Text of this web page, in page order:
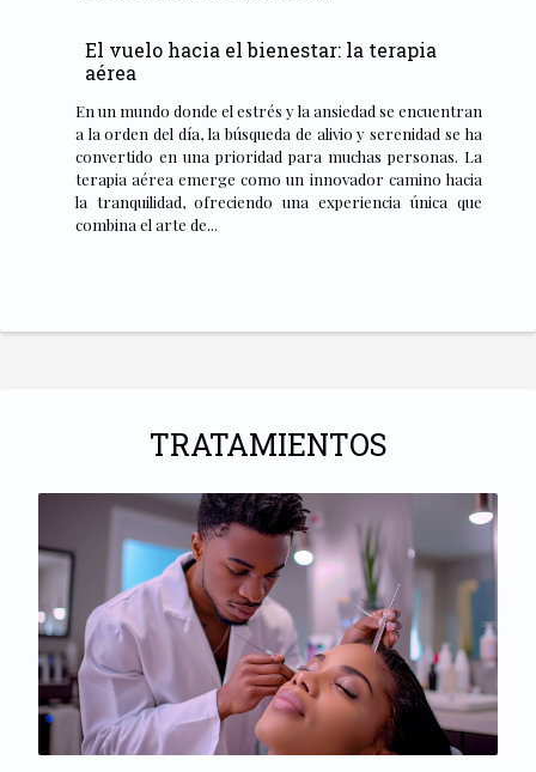
El vuelo hacia el bienestar: la terapia
aérea
En un mundo donde el estrés y la ansiedad se encuentran
a la orden del día, la búsqueda de alivio y serenidad se ha
convertido en una prioridad para muchas personas. La
terapia aérea emerge como un innovador camino hacia
la tranquilidad, ofreciendo una experiencia única que
combina el arte de...
TRATAMIENTOS